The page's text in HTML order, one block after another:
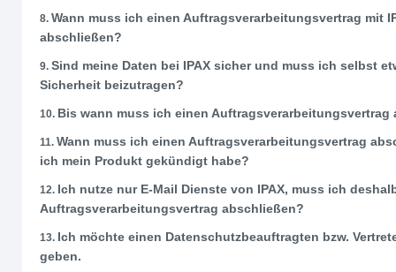
Wann muss ich einen Auftragsverarbeitungsvertrag mit
abschließen?
Sind meine Daten bei IPAX sicher und muss ich selbst
Sicherheit beizutragen?
Bis wann muss ich einen Auftragsverarbeitungsvertrag
Wann muss ich einen Auftragsverarbeitungsvertrag
ich mein Produkt gekündigt habe?
Ich nutze nur E-Mail Dienste von IPAX, muss ich
Auftragsverarbeitungsvertrag abschließen?
Ich möchte einen Datenschutzbeauftragten bzw.
geben.